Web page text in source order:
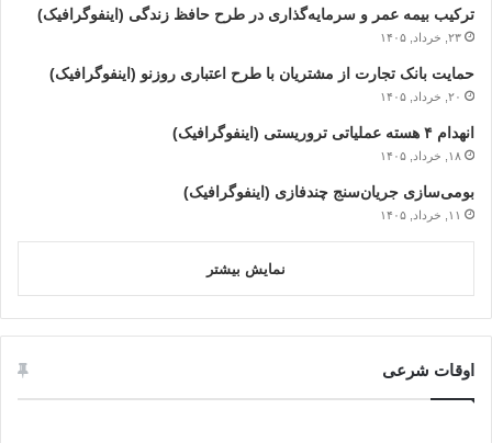
ترکیب بیمه عمر و سرمایه‌گذاری در طرح حافظ زندگی (اینفوگرافیک)
۲۳, خرداد, ۱۴۰۵
حمایت بانک تجارت از مشتریان با طرح اعتباری روزنو (اینفوگرافیک)
۲۰, خرداد, ۱۴۰۵
انهدام ۴ هسته عملیاتی تروریستی (اینفوگرافیک)
۱۸, خرداد, ۱۴۰۵
بومی‌سازی جریان‌سنج چندفازی (اینفوگرافیک)
۱۱, خرداد, ۱۴۰۵
نمایش بیشتر
اوقات شرعی